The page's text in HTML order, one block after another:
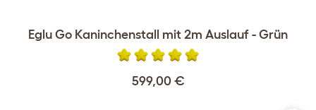
Eglu Go Kaninchenstall mit 2m Auslauf - Grün
599,00 €